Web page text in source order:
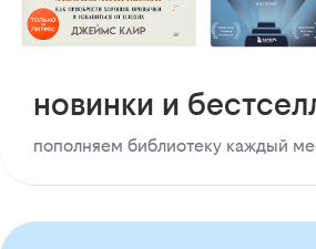
новинки и
пополняем библиотеку каждый